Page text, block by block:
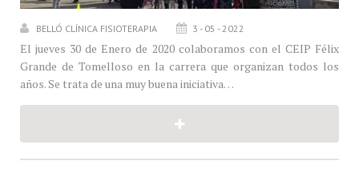
BELLÓ CLÍNICA FISIOTERAPIA 3 - 05 - 2022
El jueves 30 de Enero de 2020 colaboramos con el CEIP Félix
Grande de Tomelloso en la carrera que organizan todos los
años. Se trata de una muy buena iniciativa…